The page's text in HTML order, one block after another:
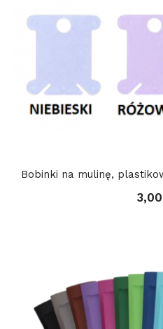
Bobinki na mulinę,